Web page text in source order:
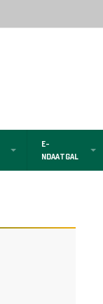
E-
NDAATGAL